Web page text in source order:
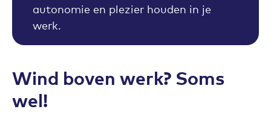
autonomie en plezier houden in je
werk.
Wind boven werk? Soms
wel!